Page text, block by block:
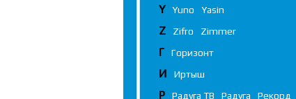
Y Yuno Yasin
Z Zifro Zimmer
Г Горизонт
И Иртыш
Р Радуга ТВ Радуга
Рекорд